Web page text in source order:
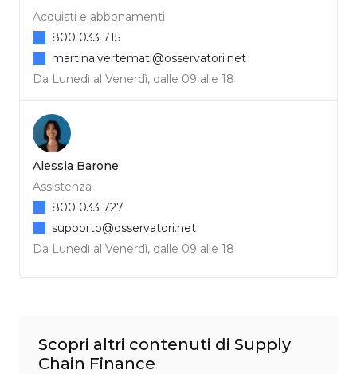
Acquisti e abbonamenti
Da Lunedì al Venerdì, dalle 09 alle 18
800 033 715
martina.vertemati@osservatori.net
Alessia Barone
Assistenza
Da Lunedì al Venerdì, dalle 09 alle 18
800 033 727
supporto@osservatori.net
Scopri altri contenuti di Supply
Chain Finance